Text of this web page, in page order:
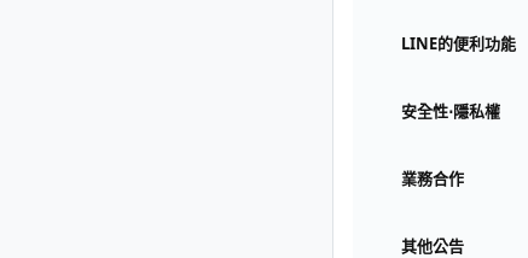
LINE的便利功能
安全性⋅隱私權
業務合作
其他公告